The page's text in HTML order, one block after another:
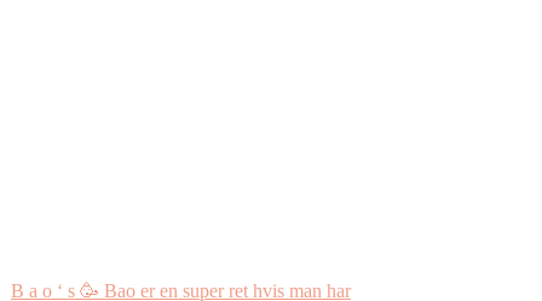
B a o ‘ s 🥳 Bao er en super ret hvis man har